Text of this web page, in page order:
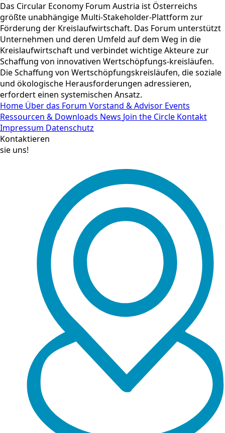
Das Circular Economy Forum Austria ist Österreichs
größte unabhängige Multi-Stakeholder-Plattform zur
Förderung der Kreislaufwirtschaft. Das Forum unterstützt
Unternehmen und deren Umfeld auf dem Weg in die
Kreislaufwirtschaft und verbindet wichtige Akteure zur
Schaffung von innovativen Wertschöpfungs-kreisläufen.
Die Schaffung von Wertschöpfungskreisläufen, die soziale
und ökologische Herausforderungen adressieren,
erfordert einen systemischen Ansatz.
Home Über das Forum Vorstand & Advisor Events
Ressourcen & Downloads News Join the Circle Kontakt
Impressum Datenschutz
Kontaktieren
sie uns!